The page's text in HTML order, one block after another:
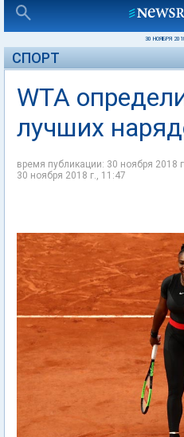
30 НОЯБРЯ
СПОРТ
WTA
лучших
время публикации: 30 ноября 2018
30 ноября 2018 г., 11:47